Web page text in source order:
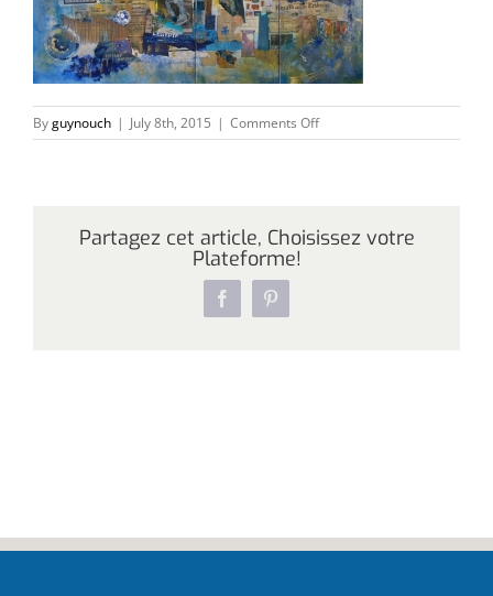
Byguynouch | July 8th, 2015 | Comments Offon
Life
Partagez cet article, Choisissez votre
Plateforme!
FacebookPinterest